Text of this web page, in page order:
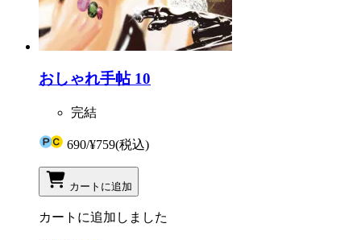
おしゃれ手帖 10
完結
690/¥759(税込)
カートに追加
カートに追加しました